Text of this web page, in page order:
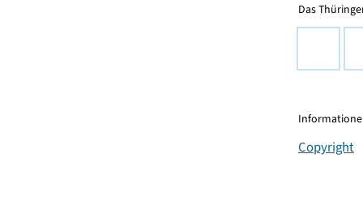
Das
Copyright